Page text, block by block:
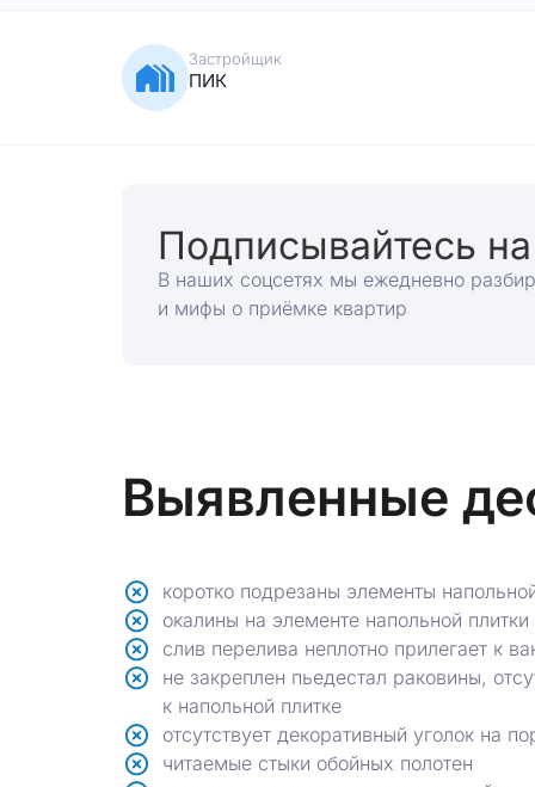
Застройщик
ПИК
Подписывайтесь
В наших соцсетях мы ежедневно
и мифы о приёмке квартир
Выявленные
коротко подрезаны элементы
окалины на элементе напольной плитки
слив перелива неплотно прилегает к
не закреплен пьедестал раковины,
к напольной плитке
отсутствует декоративный уголок на
читаемые стыки обойных полотен